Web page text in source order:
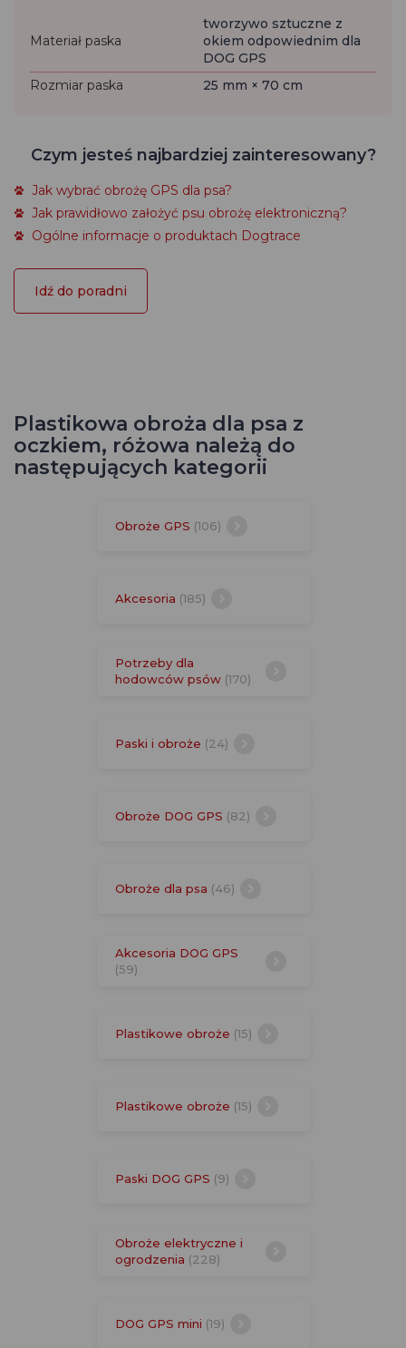
Materiał paska
tworzywo sztuczne z
okiem odpowiednim dla
DOG GPS
Rozmiar paska
25 mm × 70 cm
Czym jesteś najbardziej zainteresowany?
Jak wybrać obrożę GPS dla psa?
Jak prawidłowo założyć psu obrożę elektroniczną?
Ogólne informacje o produktach Dogtrace
Idź do poradni
Plastikowa obroża dla psa z
oczkiem, różowa należą do
następujących kategorii
Obroże GPS (106)
Akcesoria (185)
Potrzeby dla
hodowców psów (170)
Paski i obroże (24)
Obroże DOG GPS (82)
Obroże dla psa (46)
Akcesoria DOG GPS
(59)
Plastikowe obroże (15)
Plastikowe obroże (15)
Paski DOG GPS (9)
Obroże elektryczne i
ogrodzenia (228)
DOG GPS mini (19)